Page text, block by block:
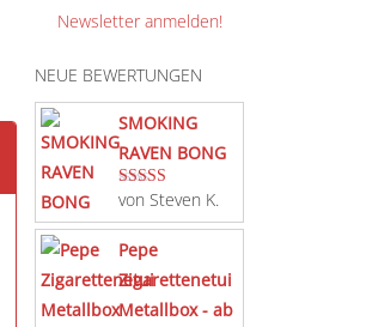
Newsletter anmelden!
NEUE BEWERTUNGEN
SMOKING
RAVEN BONG
Bewertet mit
5von 5
von Steven K.
Pepe
Zigarettenetui
Metallbox - ab